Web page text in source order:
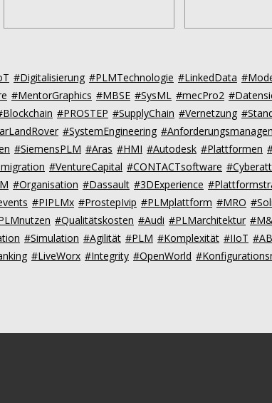
#Digitalisierung #PLMTechnologie #LinkedData
#MentorGraphics #MBSE #SysML #mecPro2
#PROSTEP #SupplyChain #Vernetzung
#SystemEngineering
#SiemensPLM #Aras #HMI #Autodesk #Plattformen
#VentureCapital #CONTACTsoftware
#Organisation #Dassault #3DExperience
#PIPLMx #ProstepIvip #PLMplattform #MRO
#Qualitätskosten #Audi #PLMarchitektur
#Simulation #Agilität #PLM #Komplexität #IIoT
#LiveWorx #Integrity #OpenWorld